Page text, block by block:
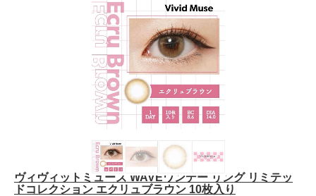
ヴィヴィットミューズ WAVEワンデー リング リミテッ
ドコレクション エクリュブラウン 10枚入り